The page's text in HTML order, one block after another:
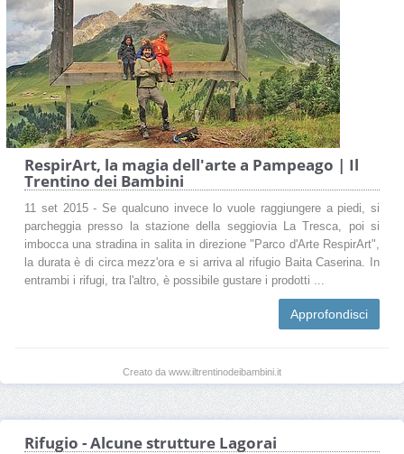
RespirArt, la magia dell'arte a Pampeago | Il
Trentino dei Bambini
11 set 2015 - Se qualcuno invece lo vuole raggiungere a piedi, si
parcheggia presso la stazione della seggiovia La Tresca, poi si
imbocca una stradina in salita in direzione "Parco d'Arte RespirArt",
la durata è di circa mezz'ora e si arriva al rifugio Baita Caserina. In
entrambi i rifugi, tra l'altro, è possibile gustare i prodotti ...
Approfondisci
Creato da www.iltrentinodeibambini.it
Rifugio - Alcune strutture Lagorai